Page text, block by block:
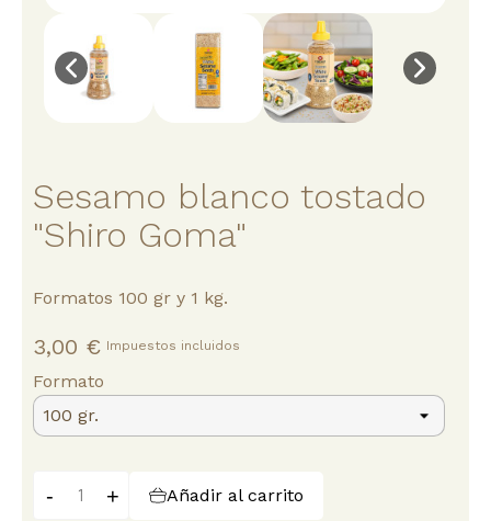
Sesamo blanco tostado
"Shiro Goma"
Formatos 100 gr y 1 kg.
3,00 € Impuestos incluidos
Formato
- + Añadir al carrito